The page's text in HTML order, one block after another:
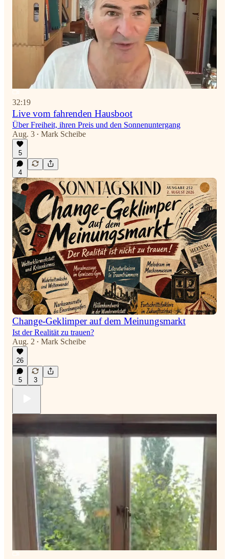
32:19
Live vom fahrenden Hausboot
Über Freiheit, ihren Preis und den Sonnenuntergang
Aug. 3 • Mark Scheibe
5
4
Change-Geklimper auf dem Meinungsmarkt
Ist der Realität zu trauen?
Aug. 2 • Mark Scheibe
26
5 3